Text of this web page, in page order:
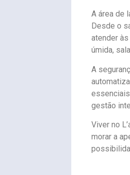
A área de
Desde o
atender
úmida,
A
gestão
Viver no
morar a